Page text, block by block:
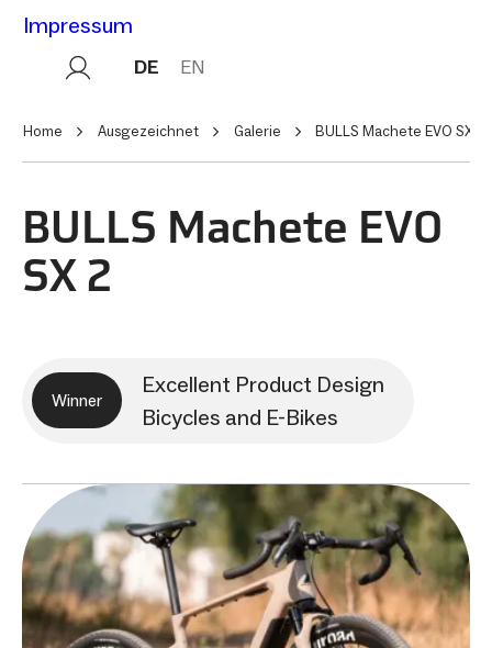
Impressum
DE EN
Home Ausgezeichnet Galerie BULLS Machete EVO SX 2
BULLS Machete EVO
SX 2
Winner
Excellent Product Design
Bicycles and E-Bikes